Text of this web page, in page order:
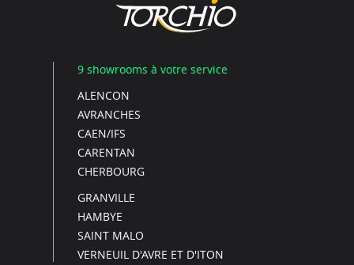
9 showrooms à votre service
ALENCON
AVRANCHES
CAEN/IFS
CARENTAN
CHERBOURG
GRANVILLE
HAMBYE
SAINT MALO
VERNEUIL D'AVRE ET D'ITON